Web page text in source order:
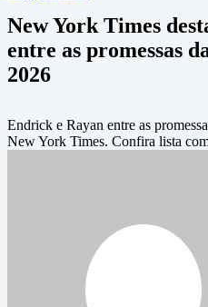
New York Times
entre as promessas
2026
Endrick e Rayan entre as
New York Times. Confira lista